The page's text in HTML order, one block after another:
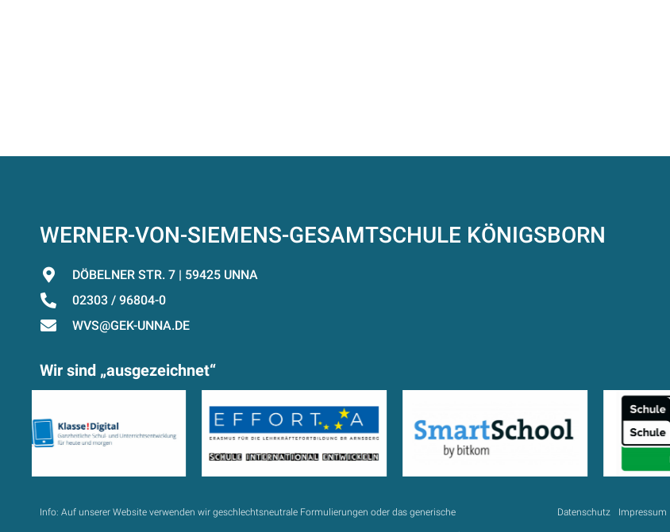
WERNER-VON-SIEMENS-GESAMTSCHULE KÖNIGSBORN
DÖBELNER STR. 7 | 59425 UNNA
02303 / 96804-0
WVS@GEK-UNNA.DE
Wir sind „ausgezeichnet“
Info: Auf unserer Website verwenden wir geschlechtsneutrale Formulierungen oder das generische Datenschutz Impressum